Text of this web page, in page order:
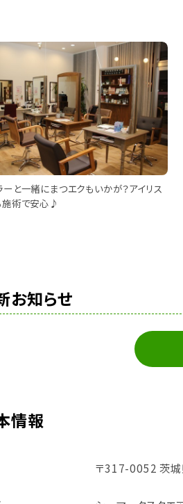
ーと一緒にまつエクもいかが？アイリス
施術で安心♪
お知らせ
情報
〒317-0052 茨